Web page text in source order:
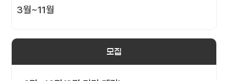
3월~11월
모집